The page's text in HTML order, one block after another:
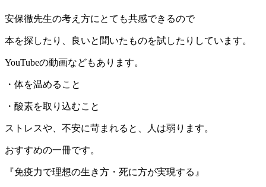
安保徹先生の考え方にとても共感できるので
本を探したり、良いと聞いたものを試したりしています。
YouTubeの動画などもあります。
・体を温めること
・酸素を取り込むこと
ストレスや、不安に苛まれると、人は弱ります。
おすすめの一冊です。
『免疫力で理想の生き方・死に方が実現する』